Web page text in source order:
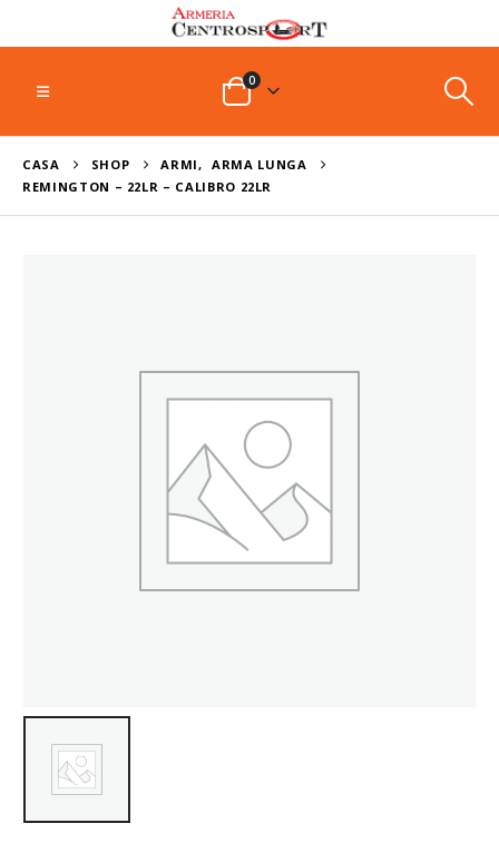
0
CASA SHOP ARMI,
ARMA LUNGA
REMINGTON – 22LR – CALIBRO 22LR